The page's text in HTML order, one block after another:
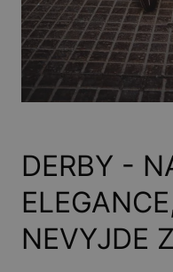
DERBY -
NEVYJDE